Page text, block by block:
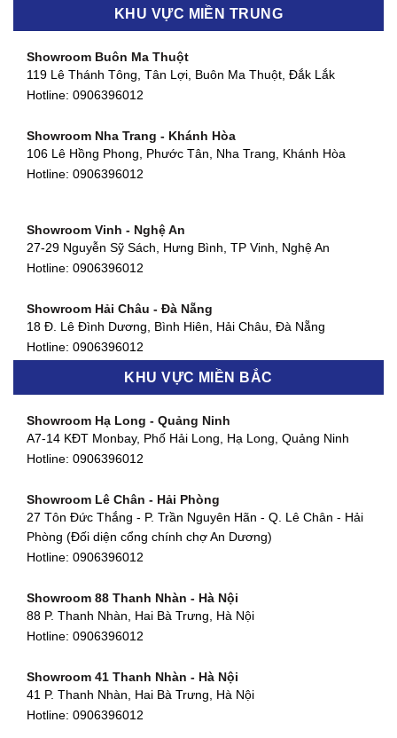
Showroom Biên Hòa - Đồng Nai
Showroom Thuận An - Bình Dương
Showroom Quận 11 - TP. HCM
Showroom Quận 4 - TP. HCM
127 Khánh Hội, Phường 3, Quận 4,TP. HCM
Showroom Quận 7 - TP. HCM
877 Huỳnh Tấn Phát, Phú Thuận, Quận 7, TP HCM
Hotline:0906396012
580 Phan Văn Trị, Phường 7, Quận 5, TP HCM
Hotline:0906396012
90 Đ. Cộng Hòa, Phường 4, Tân Bình, TP HCM
Hotline:0906396012
KHU VỰC MIỀN TRUNG
Showroom Buôn Ma Thuột
119 Lê Thánh Tông, Tân Lợi, Buôn Ma Thuột, Đắk Lắk
Hotline: 0906396012
Showroom Nha Trang - Khánh Hòa
106 Lê Hồng Phong, Phước Tân, Nha Trang, Khánh Hòa
Hotline: 0906396012
Showroom Vinh - Nghệ An
27-29 Nguyễn Sỹ Sách, Hưng Bình, TP Vinh, Nghệ An
Hotline: 0906396012
Showroom Hải Châu - Đà Nẵng
18 Đ. Lê Đình Dương, Bình Hiên, Hải Châu, Đà Nẵng
Hotline: 0906396012
Showroom Thanh Khê - Đà Nẵng
Hotline:0906396012
Showroom Cẩm Lệ - Đà Nẵng
Hotline:0906396012
Showroom Huế
54 Hùng Vương, Phú Hội, Thành phố Huế, Thừa Thiên Huế
Showroom Hà Tĩnh
82 Quang Trung, Thạch Quý, Hà Tĩnh
Showroom Quy Nhơn - Bình Định
956 Trần Hưng Đạo, P, Thành phố Quy Nhơn, Bình Định
KHU VỰC MIỀN BẮC
Showroom Hạ Long - Quảng Ninh
A7-14 KĐT Monbay, Phố Hải Long, Hạ Long, Quảng Ninh
Hotline: 0906396012
Showroom Lê Chân - Hải Phòng
27 Tôn Đức Thắng - P. Trần Nguyên Hãn - Q. Lê Chân - Hải
Phòng (Đối diện cổng chính chợ An Dương)
Hotline: 0906396012
Showroom 88 Thanh Nhàn - Hà Nội
88 P. Thanh Nhàn, Hai Bà Trưng, Hà Nội
Hotline: 0906396012
Showroom 41 Thanh Nhàn - Hà Nội
41 P. Thanh Nhàn, Hai Bà Trưng, Hà Nội
Hotline: 0906396012